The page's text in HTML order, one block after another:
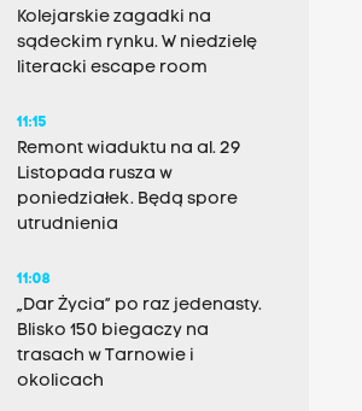
Kolejarskie zagadki na
sądeckim rynku. W niedzielę
literacki escape room
11:15
Remont wiaduktu na al. 29
Listopada rusza w
poniedziałek. Będą spore
utrudnienia
11:08
„Dar Życia” po raz jedenasty.
Blisko 150 biegaczy na
trasach w Tarnowie i
okolicach